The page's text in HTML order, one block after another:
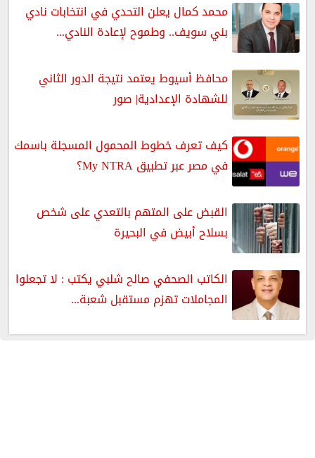
محمد كمال يعلن التحدي في انتخابات نادي
بني سويف.. وطموح لإعادة النادي...
محافظ أسيوط يعتمد نتيجة الدور الثاني
للشهادة الإعدادية| صور
كيف تعرف خطوط المحمول المسجلة باسمك
في مصر عبر تطبيق My NTRA؟
القبض على المتهم بالتعدي على شخص
بسلاح أبيض في البحيرة
الكاتب الصحفي صالح شلبي يكتب : لا تجعلوا
المجاملات تهزم مستقبل شعبة...